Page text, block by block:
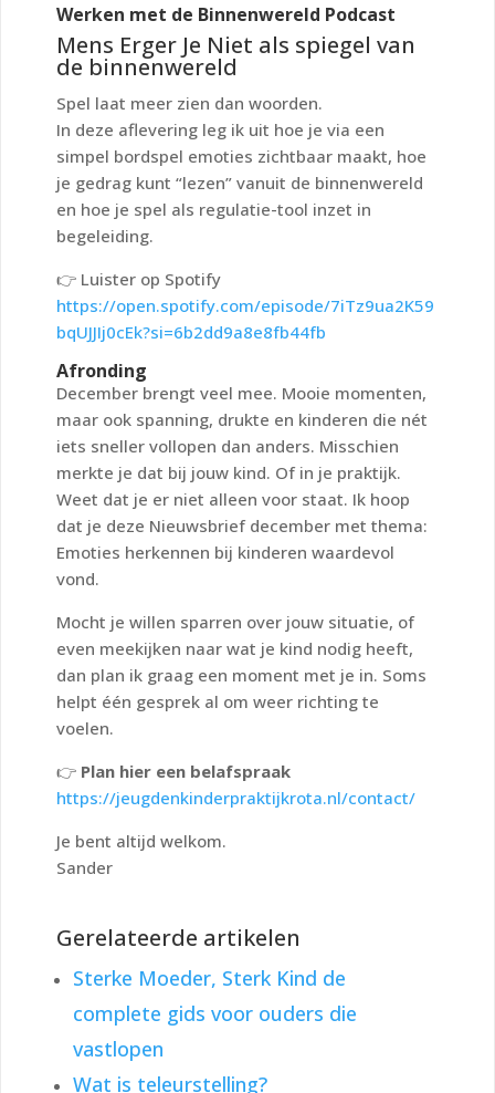
Werken met de Binnenwereld Podcast
Mens Erger Je Niet als spiegel van
de binnenwereld
Spel laat meer zien dan woorden.
In deze aflevering leg ik uit hoe je via een
simpel bordspel emoties zichtbaar maakt, hoe
je gedrag kunt “lezen” vanuit de binnenwereld
en hoe je spel als regulatie-tool inzet in
begeleiding.
👉 Luister op Spotify
https://open.spotify.com/episode/7iTz9ua2K59
bqUJJIj0cEk?si=6b2dd9a8e8fb44fb
Afronding
December brengt veel mee. Mooie momenten,
maar ook spanning, drukte en kinderen die nét
iets sneller vollopen dan anders. Misschien
merkte je dat bij jouw kind. Of in je praktijk.
Weet dat je er niet alleen voor staat. Ik hoop
dat je deze Nieuwsbrief december met thema:
Emoties herkennen bij kinderen waardevol
vond.
Mocht je willen sparren over jouw situatie, of
even meekijken naar wat je kind nodig heeft,
dan plan ik graag een moment met je in. Soms
helpt één gesprek al om weer richting te
voelen.
👉 Plan hier een belafspraak
https://jeugdenkinderpraktijkrota.nl/contact/
Je bent altijd welkom.
Sander
Gerelateerde artikelen
Sterke Moeder, Sterk Kind de
complete gids voor ouders die
vastlopen
Wat is teleurstelling?